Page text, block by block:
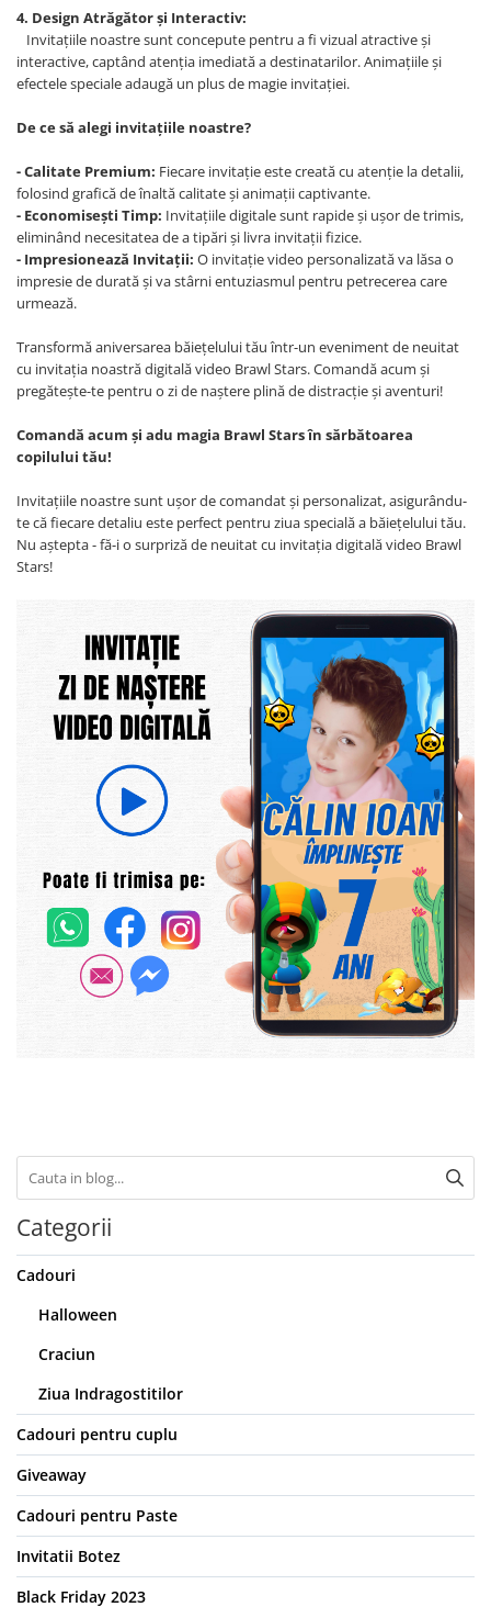
4. Design Atrăgător și Interactiv:
Invitațiile noastre sunt concepute pentru a fi vizual atractive și
interactive, captând atenția imediată a destinatarilor. Animațiile și
efectele speciale adaugă un plus de magie invitației.
De ce să alegi invitațiile noastre?
- Calitate Premium: Fiecare invitație este creată cu atenție la detalii,
folosind grafică de înaltă calitate și animații captivante.
- Economisești Timp: Invitațiile digitale sunt rapide și ușor de trimis,
eliminând necesitatea de a tipări și livra invitații fizice.
- Impresionează Invitații: O invitație video personalizată va lăsa o
impresie de durată și va stârni entuziasmul pentru petrecerea care
urmează.
Transformă aniversarea băiețelului tău într-un eveniment de neuitat
cu invitația noastră digitală video Brawl Stars. Comandă acum și
pregătește-te pentru o zi de naștere plină de distracție și aventuri!
Comandă acum și adu magia Brawl Stars în sărbătoarea
copilului tău!
Invitațiile noastre sunt ușor de comandat și personalizat, asigurându-
te că fiecare detaliu este perfect pentru ziua specială a băiețelului tău.
Nu aștepta - fă-i o surpriză de neuitat cu invitația digitală video Brawl
Stars!
Categorii
Cadouri
Halloween
Craciun
Ziua Indragostitilor
Cadouri pentru cuplu
Giveaway
Cadouri pentru Paste
Invitatii Botez
Black Friday 2023